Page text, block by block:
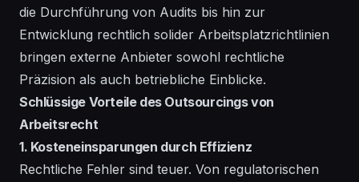
die Durchführung von Audits bis hin zur
Entwicklung rechtlich solider Arbeitsplatzrichtlinien
bringen externe Anbieter sowohl rechtliche
Präzision als auch betriebliche Einblicke.
Schlüssige Vorteile des Outsourcings von
Arbeitsrecht
1. Kosteneinsparungen durch Effizienz
Rechtliche Fehler sind teuer. Von regulatorischen